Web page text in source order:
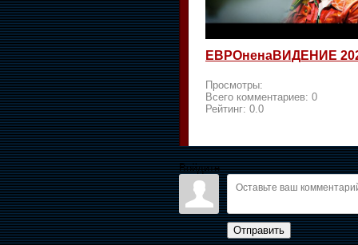
ЕВРОненаВИДЕНИЕ
Просмотры:
Всего комментариев: 0
Рейтинг: 0.0
Войдите:
Отправить